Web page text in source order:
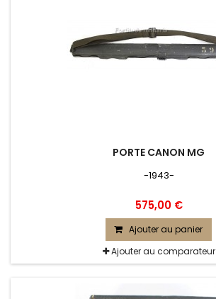
PORTE CANON MG
-1943-
575,00 €
Ajouter au panier
Ajouter au comparateur